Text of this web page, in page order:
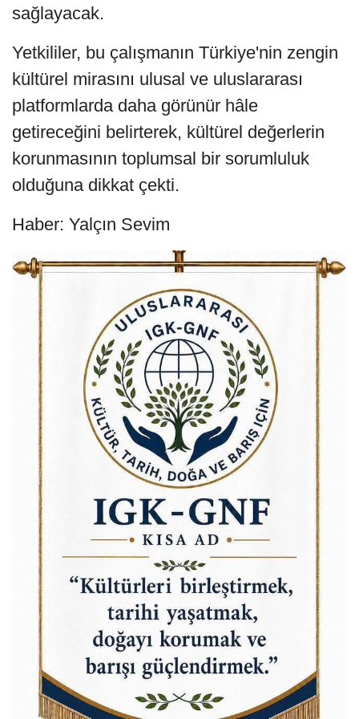
sağlayacak.
Yetkililer, bu çalışmanın Türkiye'nin zengin
kültürel mirasını ulusal ve uluslararası
platformlarda daha görünür hâle
getireceğini belirterek, kültürel değerlerin
korunmasının toplumsal bir sorumluluk
olduğuna dikkat çekti.
Haber: Yalçın Sevim